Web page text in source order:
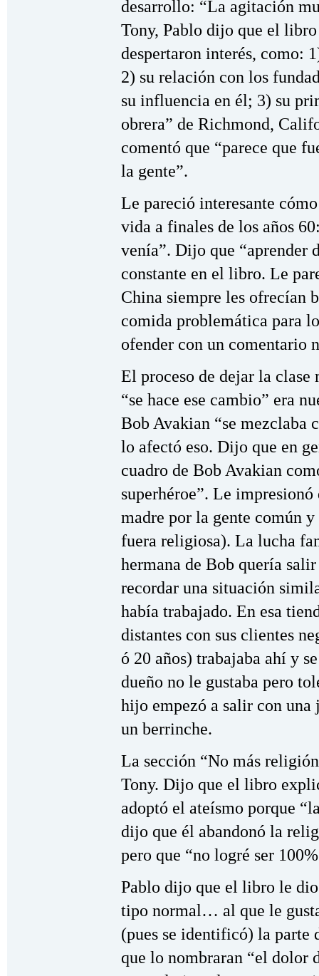
desarrollo: “La agitación
Tony, Pablo dijo que el
despertaron interés, como:
2) su relación con los
su influencia en él; 3) su
obrera” de Richmond,
comentó que “parece que
la gente”.
Le pareció interesante
vida a finales de los años
venía”. Dijo que “aprender
constante en el libro. Le
China siempre les ofrecían
comida problemática para
ofender con un comentario
El proceso de dejar la
“se hace ese cambio” era
Bob Avakian “se mezclaba
lo afectó eso. Dijo que en
cuadro de Bob Avakian
superhéroe”. Le
madre por la gente común
fuera religiosa). La lucha
hermana de Bob quería
recordar una situación
había trabajado. En esa
distantes con sus clientes
ó 20 años) trabajaba ahí y
dueño no le gustaba pero
hijo empezó a salir con una
un berrinche.
La sección “No más
Tony. Dijo que el libro
adoptó el ateísmo porque
dijo que él abandonó la
pero que “no logré ser
Pablo dijo que el libro le
tipo normal… al que le
(pues se identificó) la parte
que lo nombraran “el dolor